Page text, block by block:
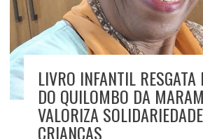
LIVRO INFANTIL
DO QUILOMBO DA
VALORIZA
CRIANÇAS